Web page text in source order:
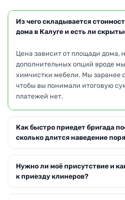
Из чего складывается
дома в Калуге и есть ли
Цена зависит от площади дома,
дополнительных опций вроде
химчистки мебели. Мы заранее
чтобы вы понимали итоговую
платежей нет.
Как быстро приедет бригада
сколько длится наведение
заявки. Стандартный дом
часов в зависимости от
Нужно ли моё присутствие и
к приезду клинеров?